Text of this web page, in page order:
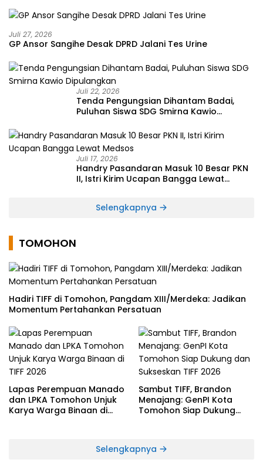
Juli 27, 2026
GP Ansor Sangihe Desak DPRD Jalani Tes Urine
Juli 22, 2026
Tenda Pengungsian Dihantam Badai,
Puluhan Siswa SDG Smirna Kawio
Juli 17, 2026
Handry Pasandaran Masuk 10 Besar PKN
II, Istri Kirim Ucapan Bangga Lewat
Selengkapnya
TOMOHON
Hadiri TIFF di Tomohon, Pangdam XIII/Merdeka: Jadikan
Momentum Pertahankan Persatuan
Lapas Perempuan Manado
dan LPKA Tomohon Unjuk
Karya Warga Binaan di
Sambut TIFF, Brandon
Menajang: ​GenPI Kota
Tomohon Siap Dukung
Selengkapnya